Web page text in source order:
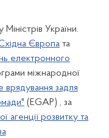
України.
Європа та
електронного
міжнародної
врядування задля
(EGAP) , за
агенції розвитку та